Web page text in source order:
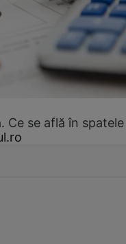
Ce se află în spatele